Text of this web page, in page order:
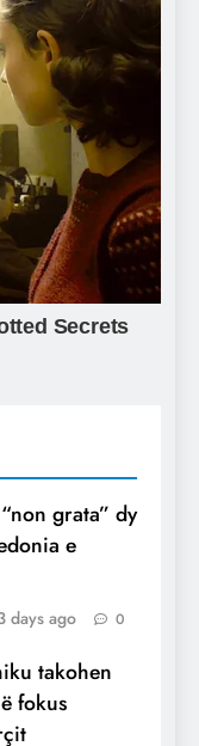
grata” dy
e
days ago 0
takohen
fokus